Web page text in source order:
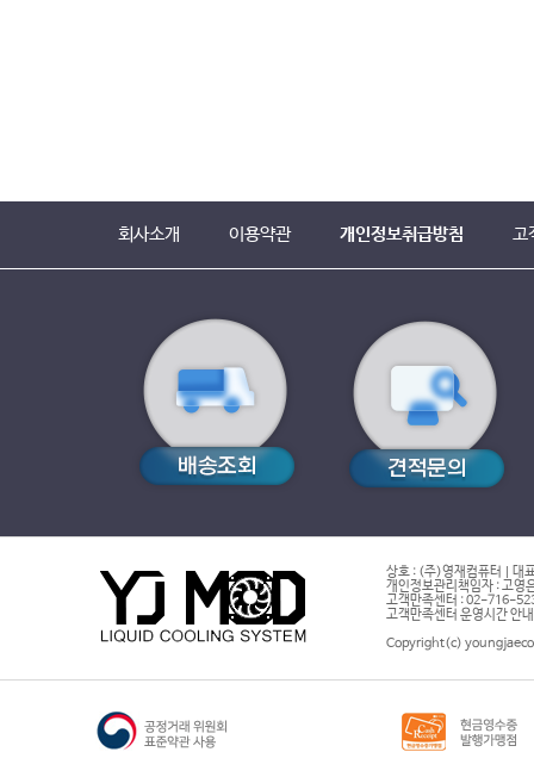
회사소개 이용약관 개인정보취급방침 고
상호 : (주)영재컴퓨터 | 대
개인정보관리책임자 : 고영
고객만족센터 : 02-716-
고객만족센터 운영시간 안
Copyright(c)